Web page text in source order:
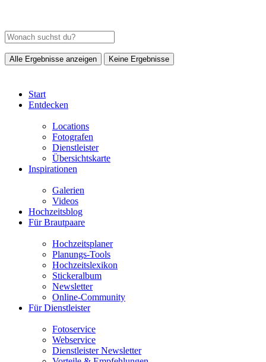
Alle Ergebnisse anzeigen Keine Ergebnisse
Start
Entdecken
Locations
Fotografen
Dienstleister
Übersichtskarte
Inspirationen
Galerien
Videos
Hochzeitsblog
Für Brautpaare
Hochzeitsplaner
Planungs-Tools
Hochzeitslexikon
Stickeralbum
Newsletter
Online-Community
Für Dienstleister
Fotoservice
Webservice
Dienstleister Newsletter